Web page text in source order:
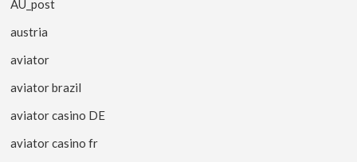
AU_post
austria
aviator
aviator brazil
aviator casino DE
aviator casino fr